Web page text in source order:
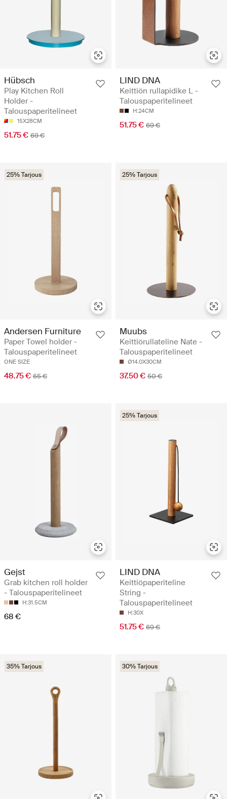
Hübsch
Play Kitchen Roll
Holder -
Talouspaperitelineet
15X28CM
51.75 € 69 €
LIND DNA
Keittiön rullapidike L -
Talouspaperitelineet
H:24CM
51.75 € 69 €
25% Tarjous
Andersen Furniture
Paper Towel holder -
Talouspaperitelineet
ONE SIZE
48.75 € 65 €
25% Tarjous
Muubs
Keittiörullateline Nate -
Talouspaperitelineet
Ø14.0X30CM
37.50 € 50 €
Gejst
Grab kitchen roll holder
- Talouspaperitelineet
H:31.5CM
68 €
25% Tarjous
LIND DNA
Keittiöpaperiteline
String -
Talouspaperitelineet
H:30X
51.75 € 69 €
35% Tarjous 30% Tarjous